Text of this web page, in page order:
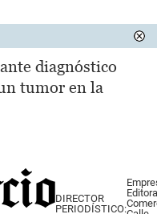
diagnóstico
tumor en la
DIRECTOR
PERIODÍSTICO: